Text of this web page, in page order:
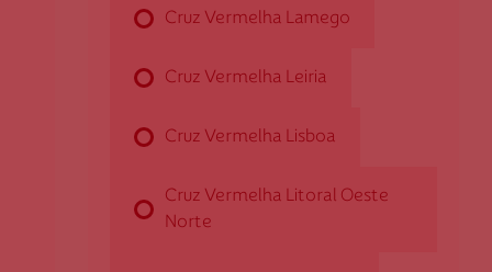
Travessa do Arrabalde, n.º 16
darcodebaulhe@cruzvermelha
Cruz Vermelha Arcos de Valdevez
Cruz Vermelha Lamego
Cruz Vermelha Leiria
Cruz Vermelha Lisboa
Cruz Vermelha Litoral Oeste
Norte